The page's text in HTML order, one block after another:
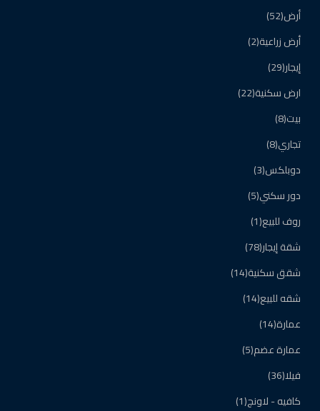
أرض(52)
أرض زراعية(2)
إيجار(29)
ارض سكنية(22)
بيت(8)
تجاري(8)
دوبلكس(3)
دور سكني(5)
روف للبيع(1)
شقة إيجار(78)
شقق سكنية(14)
شقه للبيع(14)
عمارة(14)
عمارة عضم(5)
فيلا(36)
كافيه - لاونج(1)